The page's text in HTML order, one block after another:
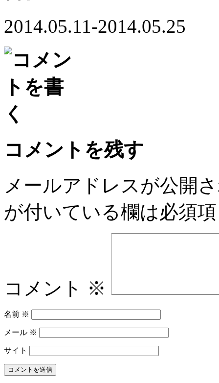
2014.05.11-2014.05.25
コメントを残す
メールアドレスが公開
が付いている欄は必須
コメント ※
名前 ※
メール ※
サイト